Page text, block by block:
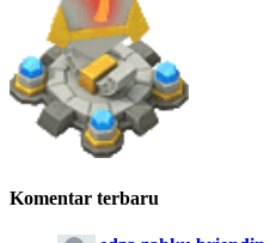
Komentar terbaru